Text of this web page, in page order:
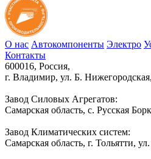
О нас Автокомпоненты Электро
Контакты
600016, Россия,
г. Владимир, ул. Б.
Завод Силовых Агрегатов:
Самарская область, с. Русская
Завод Климатических систем:
Самарская область, г. Тольятти,